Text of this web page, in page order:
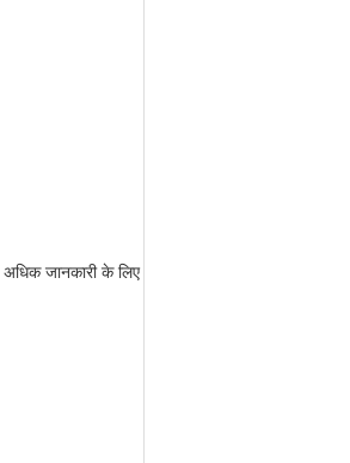
अधिक जानकारी के लिए